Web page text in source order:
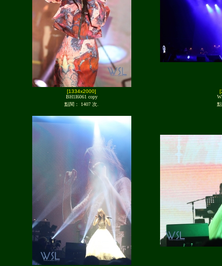
[1334x2000]
BH1I6061 copy
點閱： 1407 次.